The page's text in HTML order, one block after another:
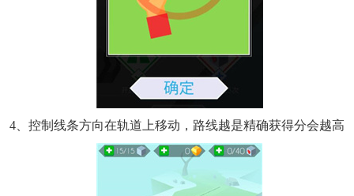
4、控制线条方向在轨道上移动，路线越是精确获得分会越高